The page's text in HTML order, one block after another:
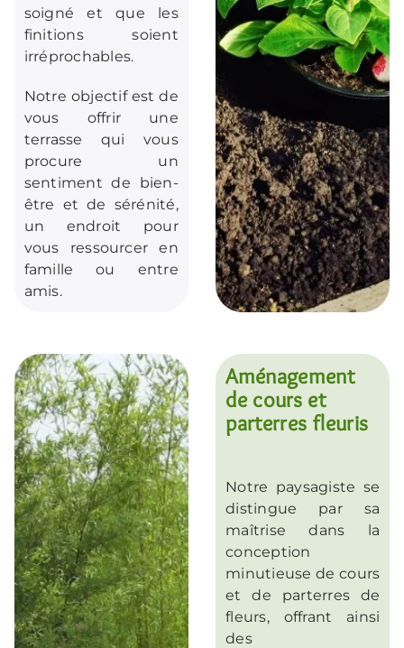
soigné et que les
finitions soient
irréprochables.
Notre objectif est de
vous offrir une
terrasse qui vous
procure un
sentiment de bien-
être et de sérénité,
un endroit pour
vous ressourcer en
famille ou entre
amis.
Aménagement
de cours et
parterres fleuris
Notre paysagiste se
distingue par sa
maîtrise dans la
conception
minutieuse de cours
et de parterres de
fleurs, offrant ainsi
des